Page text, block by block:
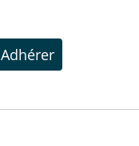
Adhérer